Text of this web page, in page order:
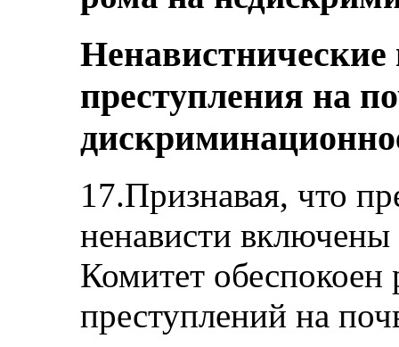
преступления на
17.Признавая, что
ненависти
Комитет обеспокоен
преступлений на